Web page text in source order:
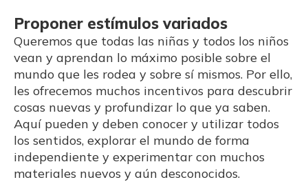
Proponer estímulos variados
Queremos que todas las niñas y todos los niños
vean y aprendan lo máximo posible sobre el
mundo que les rodea y sobre sí mismos. Por ello,
les ofrecemos muchos incentivos para descubrir
cosas nuevas y profundizar lo que ya saben.
Aquí pueden y deben conocer y utilizar todos
los sentidos, explorar el mundo de forma
independiente y experimentar con muchos
materiales nuevos y aún desconocidos.